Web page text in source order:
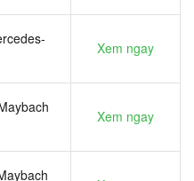
Xem ngay
Xem ngay